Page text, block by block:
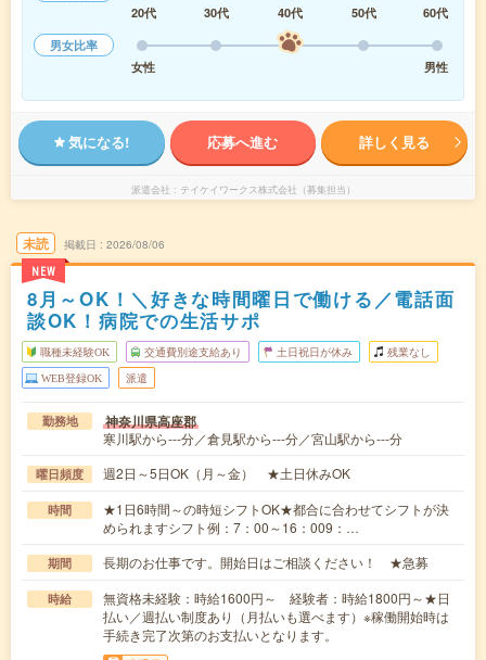
20代
30代 40代 50代
60代
男女比率
女性
男性
気になる! 応募へ進む 詳しく見る
派遣会社 テイケイワークス株式会社（募集担当）
未読
NEW
掲載日 2026/08/06
8月～OK！＼好きな時間曜日で働ける／電話面
談OK！病院での生活サポ
職種未経験OK 交通費別途支給あり 土日祝日が休み 残業なし
WEB登録OK 派遣
勤務地 神奈川県高座郡
寒川駅から---分／倉見駅から---分／宮山駅から---分
曜日頻度 週2日～5日OK（月～金） ★土日休みOK
時間
★1日6時間～の時短シフトOK★都合に合わせてシフトが決
められますシフト例：7：00～16：009：…
期間 長期のお仕事です。開始日はご相談ください！ ★急募
時給
無資格未経験：時給1600円～ 経験者：時給1800円～★日
払い／週払い制度あり（月払いも選べます）※稼働開始時は
手続き完了次第のお支払いとなります。